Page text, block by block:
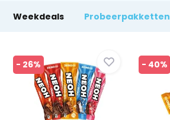
Weekdeals Probeerpakketten
- 26% - 40%